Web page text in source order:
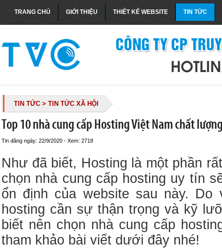
TRANG CHỦ GIỚI THIỆU THIẾT KẾ WEBSITE TIN TỨC
TIN TỨC > TIN TỨC XÃ HỘI
Top 10 nhà cung cấp Hosting Việt Nam chất
Tin đăng ngày: 22/9/2020 - Xem: 2718
Như đã biết, Hosting là một phần
chọn nhà cung cấp hosting uy tín
ổn định của website sau này. Do
hosting cần sự thận trọng và kỹ
biết nên chọn nhà cung cấp
tham khảo bài viết dưới đây nhé!